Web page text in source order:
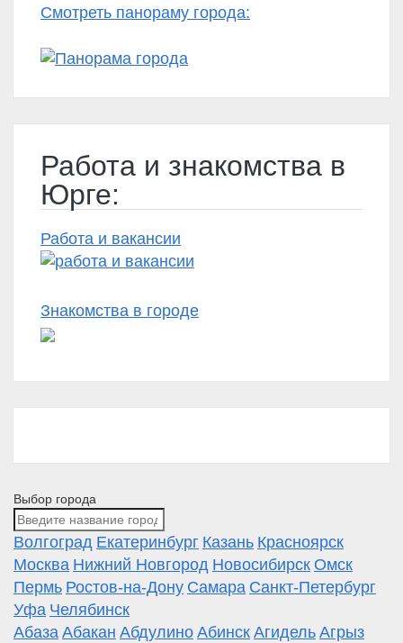
Смотреть панораму города:
Работа и знакомства в
Юрге:
Работа и вакансии
Знакомства в городе
Выбор города
Волгоград Екатеринбург Казань Красноярск
Москва Нижний Новгород Новосибирск Омск
Пермь Ростов-на-Дону Самара Санкт-Петербург
Уфа Челябинск
Абаза Абакан Абдулино Абинск Агидель Агрыз